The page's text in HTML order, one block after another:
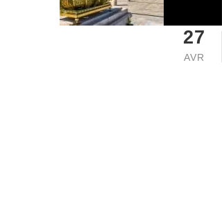
27
AVR